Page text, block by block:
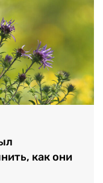
как они